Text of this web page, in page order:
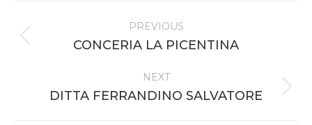
navigation
PREVIOUS
Previous
CONCERIA LA PICENTINA
NEXT
Next
DITTA FERRANDINO SALVATORE